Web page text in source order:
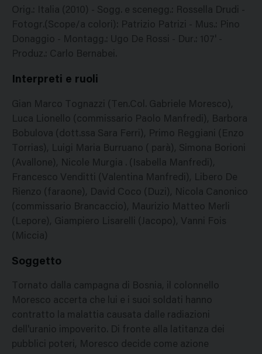
Orig.: Italia (2010) - Sogg. e scenegg.: Rossella Drudi -
Fotogr.(Scope/a colori): Patrizio Patrizi - Mus.: Pino
Donaggio - Montagg.: Ugo De Rossi - Dur.: 107' -
Produz.: Carlo Bernabei.
Interpreti e ruoli
Gian Marco Tognazzi (Ten.Col. Gabriele Moresco),
Luca Lionello (commissario Paolo Manfredi), Barbora
Bobulova (dott.ssa Sara Ferri), Primo Reggiani (Enzo
Torrias), Luigi Maria Burruano ( parà), Simona Borioni
(Avallone), Nicole Murgia . (Isabella Manfredi),
Francesco Venditti (Valentina Manfredi), Libero De
Rienzo (faraone), David Coco (Duzi), Nicola Canonico
(commissario Brancaccio), Maurizio Matteo Merli
(Lepore), Giampiero Lisarelli (Jacopo), Vanni Fois
(Miccia)
Soggetto
Tornato dalla campagna di Bosnia, il colonnello
Moresco accerta che lui e i suoi soldati hanno
contratto la malattia causata dalle radiazioni
dell'uranio impoverito. Di fronte alla latitanza dei
pubblici poteri, Moresco decide come azione